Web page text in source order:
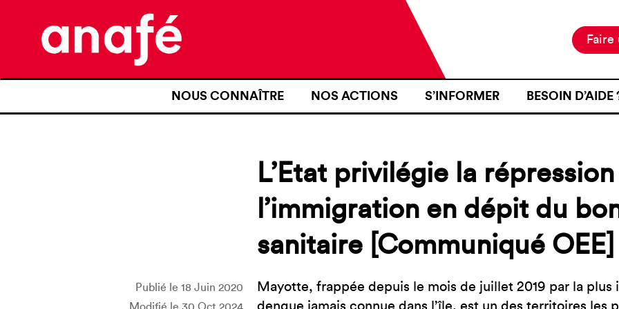
NOUS CONNAÎTRE
NOS REVENDICATIONS
NOS PARTENAIRES
NOS ACTIONS
NOS MOYENS D’ACTION
S’INFORMER
RESSOURCES
CARTOGRAPHIE
BESOIN D’AIDE
J’AI FAIT
D’IDENTITÉ À
INTÉRIEURE
J’AI ÉTÉ
FRONTIÈRE
JE VOUDRAIS
Faire
L’Etat privilégie la
l’immigration en dépit du
sanitaire [Communiqué OEE]
Publié le 18 Juin 2020
Mayotte, frappée depuis le mois de juillet 2019 par la
dengue jamais connue dans l’île, est un des territoires les